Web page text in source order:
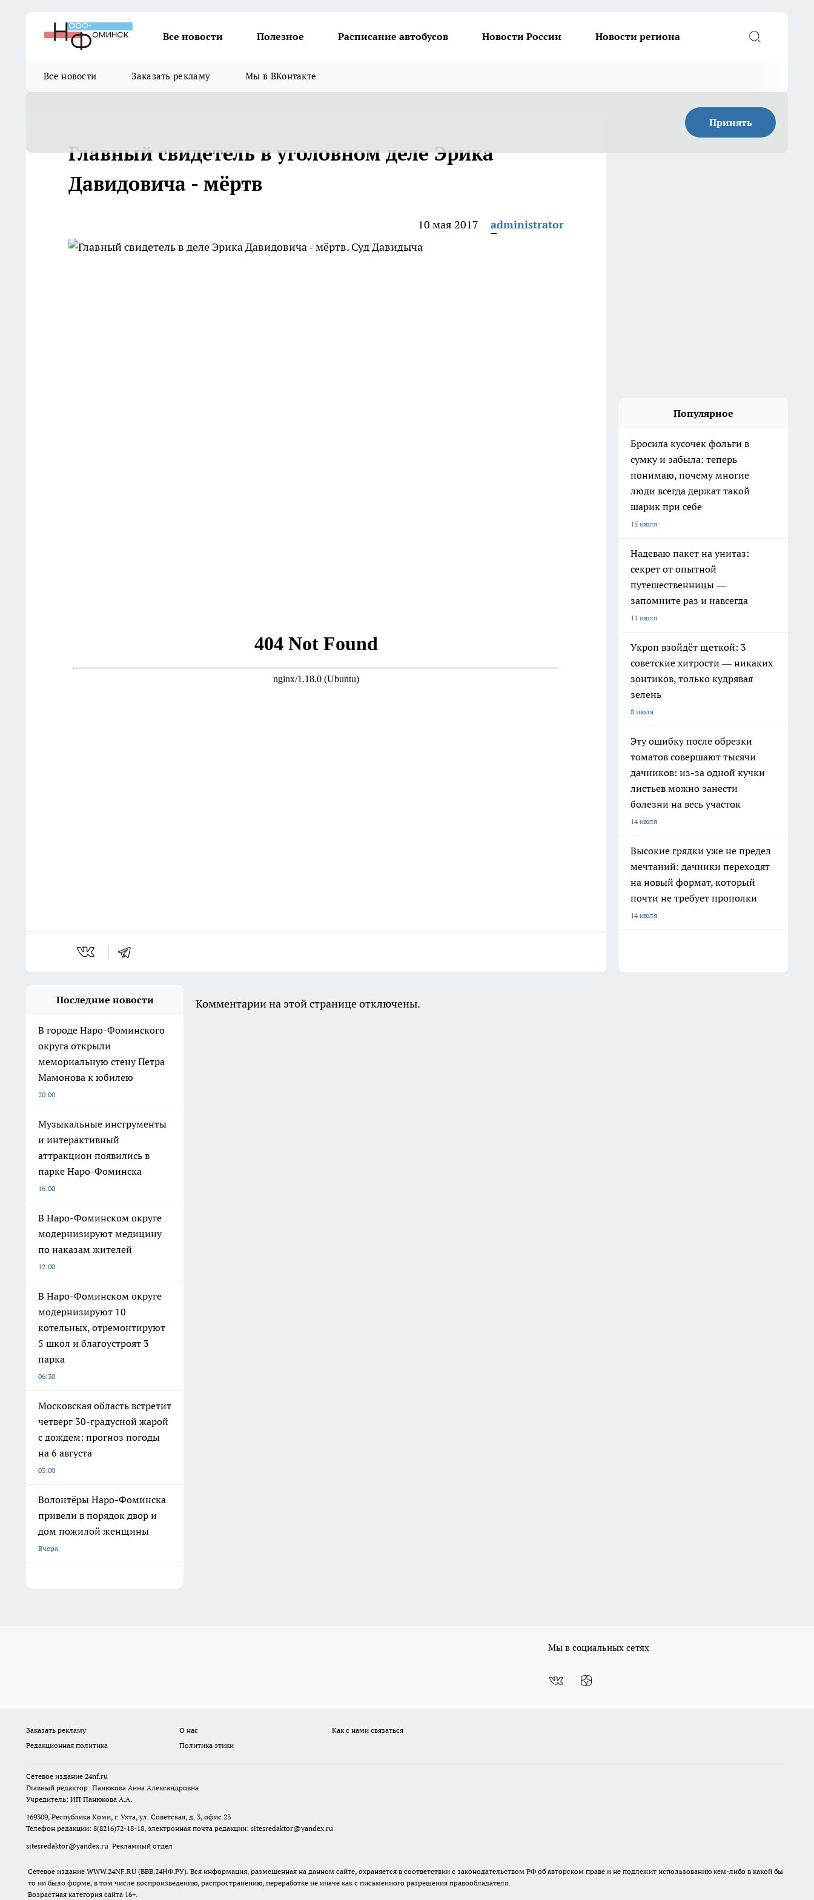
Все новости Полезное Расписание автобусов Новости России Новости региона
Все новости Заказать рекламу Мы в ВКонтакте
Принять
Главный свидетель в уголовном деле Эрика
Давидовича - мёртв
10 мая 2017 administrator
Популярное
Бросила кусочек фольги в
сумку и забыла: теперь
понимаю, почему многие
люди всегда держат такой
шарик при себе
15 июля
Надеваю пакет на унитаз:
секрет от опытной
путешественницы —
запомните раз и навсегда
11 июля
Укроп взойдёт щеткой: 3
советские хитрости — никаких
зонтиков, только кудрявая
зелень
8 июля
Эту ошибку после обрезки
томатов совершают тысячи
дачников: из-за одной кучки
листьев можно занести
болезни на весь участок
14 июля
Высокие грядки уже не предел
мечтаний: дачники переходят
на новый формат, который
почти не требует прополки
14 июля
Последние новости
В городе Наро-Фоминского
округа открыли
мемориальную стену Петра
Мамонова к юбилею
20:00
Музыкальные инструменты
и интерактивный
аттракцион появились в
парке Наро-Фоминска
16:00
В Наро-Фоминском округе
модернизируют медицину
по наказам жителей
12:00
В Наро-Фоминском округе
модернизируют 10
котельных, отремонтируют
5 школ и благоустроят 3
парка
06:30
Московская область встретит
четверг 30-градусной жарой
с дождем: прогноз погоды
на 6 августа
03:00
Волонтёры Наро-Фоминска
привели в порядок двор и
дом пожилой женщины
Вчера
Комментарии на этой странице отключены.
Мы в социальных сетях
Заказать рекламу О нас
Как с нами связаться
Редакционная политика
Политика этики
Сетевое издание 24nf.ru
Главный редактор: Панюкова Анна Александровна
Учредитель: ИП Панюкова А.А.
169309, Республика Коми, г. Ухта, ул. Советская, д. 3, офис 23
Телефон редакции: 8(8216)72-18-18, электронная почта редакции: sitesredaktor@yandex.ru
sitesredaktor@yandex.ru Рекламный отдел
Сетевое издание WWW.24NF.RU (ВВВ.24НФ.РУ). Вся информация, размещенная на данном сайте, охраняется в соответствии с законодательством РФ об авторском праве и не подлежит использованию кем-либо в какой бы
то ни было форме, в том числе воспроизведению, распространению, переработке не иначе как с письменного разрешения правообладателя.
Возрастная категория сайта 16+.